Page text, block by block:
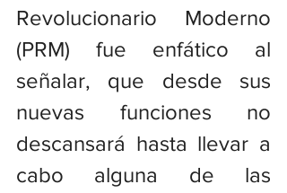
Revolucionario Moderno
(PRM) fue enfático al
señalar, que desde sus
nuevas funciones no
descansará hasta llevar a
cabo alguna de las